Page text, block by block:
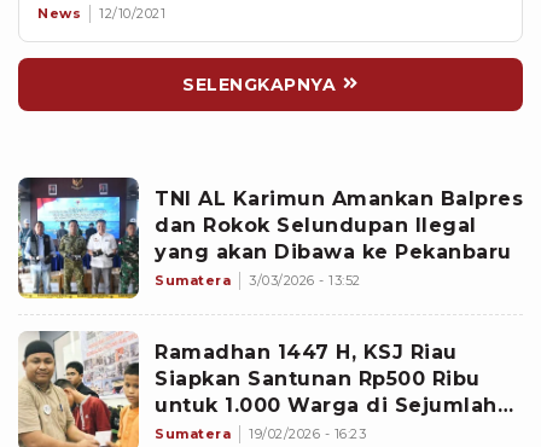
News 12/10/2021
SELENGKAPNYA
TNI AL Karimun Amankan Balpres
dan Rokok Selundupan Ilegal
yang akan Dibawa ke Pekanbaru
Sumatera 3/03/2026 - 13:52
Ramadhan 1447 H, KSJ Riau
Siapkan Santunan Rp500 Ribu
untuk 1.000 Warga di Sejumlah
Daerah
Sumatera 19/02/2026 - 16:23